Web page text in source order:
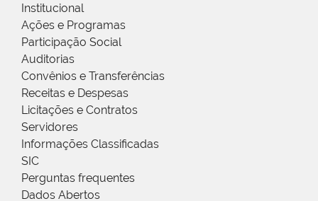
Institucional
Ações e Programas
Participação Social
Auditorias
Convênios e Transferências
Receitas e Despesas
Licitações e Contratos
Servidores
Informações Classificadas
SIC
Perguntas frequentes
Dados Abertos